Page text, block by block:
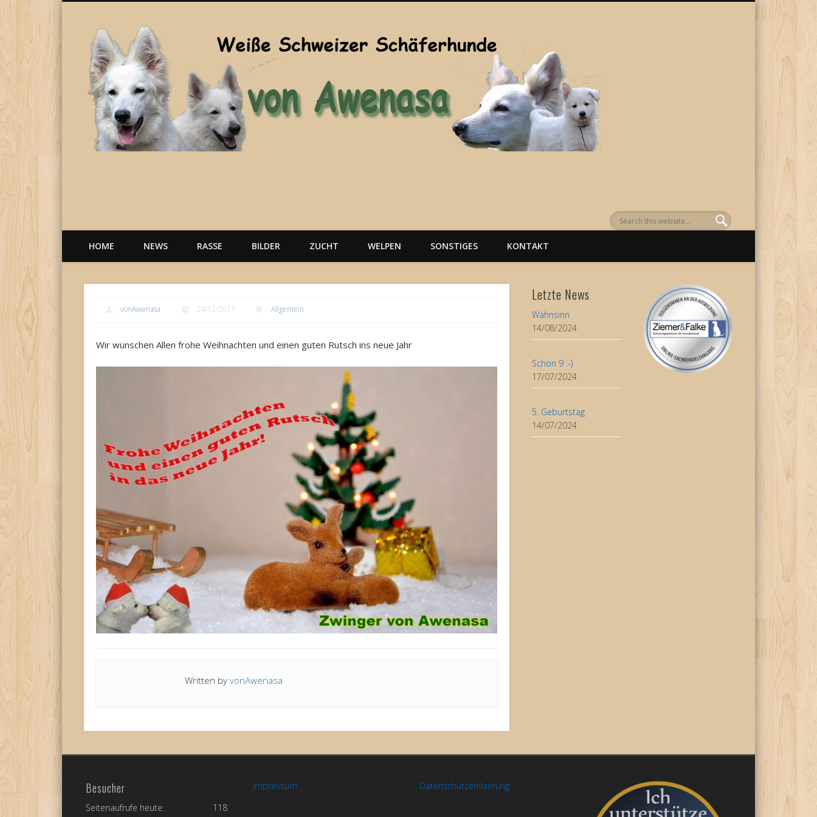
Welpen, weiße Schäferhunde, Hunde, Berger Blanc Suisse
HOME NEWS RASSE BILDER ZUCHT WELPEN SONSTIGES KONTAKT
vonAwenasa 24/12/2017 Allgemein
Wir wünschen Allen frohe Weihnachten und einen guten Rutsch ins neue Jahr
Written byvonAwenasa
Letzte News
Wahnsinn
14/08/2024
Schon 9 :-)
17/07/2024
5. Geburtstag
14/07/2024
Besucher
118
Seitenaufrufe heute:
Impressum Datenschutzerklaerung